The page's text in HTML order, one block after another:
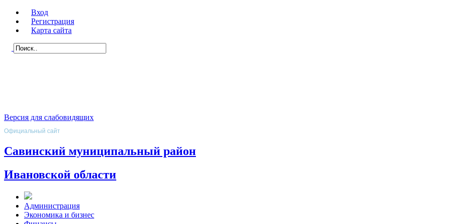
Вход
Регистрация
Карта сайта
Версия для слабовидящих
Официальный сайт
Савинский муниципальный район
Ивановской области
Администрация
Экономика и бизнес